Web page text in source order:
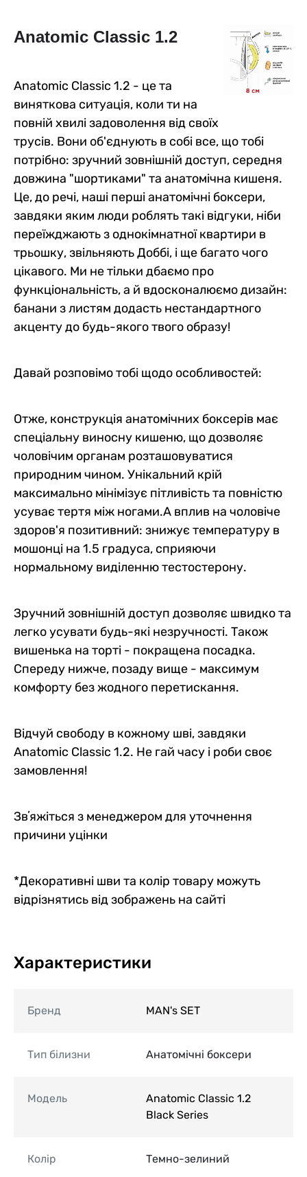
Anatomic Classic 1.2
Anatomic Classic 1.2 - це та
виняткова ситуація, коли ти на
повній хвилі задоволення від своїх
трусів. Вони об'єднують в собі все, що тобі
потрібно: зручний зовнішній доступ, середня
довжина "шортиками" та анатомічна кишеня.
Це, до речі, наші перші анатомічні боксери,
завдяки яким люди роблять такі відгуки, ніби
переїжджають з однокімнатної квартири в
трьошку, звільняють Доббі, і ще багато чого
цікавого. Ми не тільки дбаємо про
функціональність, а й вдосконалюємо дизайн:
банани з листям додасть нестандартного
акценту до будь-якого твого образу!
Давай розповімо тобі щодо особливостей:
Отже, конструкція анатомічних боксерів має
спеціальну виносну кишеню, що дозволяє
чоловічим органам розташовуватися
природним чином. Унікальний крій
максимально мінімізує пітливість та повністю
усуває тертя між ногами.А вплив на чоловіче
здоров'я позитивний: знижує температуру в
мошонці на 1.5 градуса, сприяючи
нормальному виділенню тестостерону.
Зручний зовнішній доступ дозволяє швидко та
легко усувати будь-які незручності. Також
вишенька на торті - покращена посадка.
Спереду нижче, позаду вище - максимум
комфорту без жодного перетискання.
Відчуй свободу в кожному шві, завдяки
Anatomic Classic 1.2. Не гай часу і роби своє
замовлення!
Звʼяжіться з менеджером для уточнення
причини уцінки
*Декоративні шви та колір товару можуть
відрізнятись від зображень на сайті
Характеристики
Бренд MAN's SET
Тип білизни Анатомічні боксери
Модель
Anatomic Classic 1.2
Black Series
Колір Темно-зелиний